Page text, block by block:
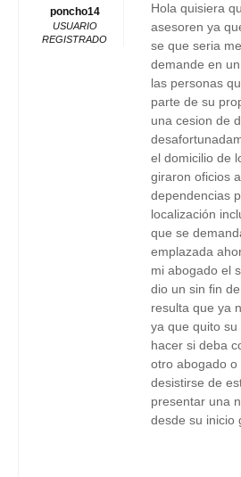
poncho14
USUARIO
REGISTRADO
Hola quisiera
asesoren ya
se que seria
demande en
las personas
parte de su
una cesion de
el domicilio de
giraron oficios
dependencias
localización
que se
emplazada
mi abogado el
dio un sin fin
resulta que ya
ya que quito
hacer si deba
otro abogado o
desistirse de
presentar una
desde su inicio